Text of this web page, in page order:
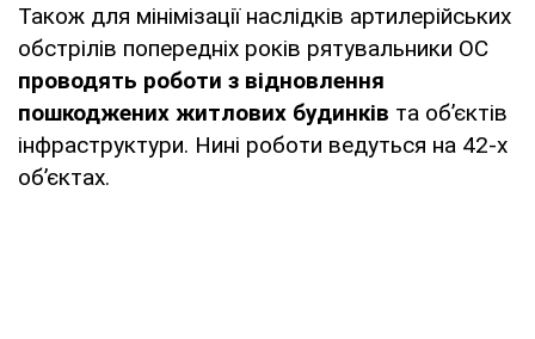
Також для мінімізації наслідків артилерійських
обстрілів попередніх років рятувальники ОС
проводять роботи з відновлення
пошкоджених житлових будинків та об’єктів
інфраструктури. Нині роботи ведуться на 42-х
об’єктах.